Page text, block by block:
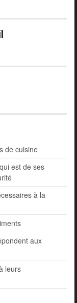
de cuisine
est de ses
à la
aux
leurs